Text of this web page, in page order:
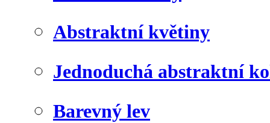
Abstraktní květiny
Jednoduchá abstraktní
Barevný lev